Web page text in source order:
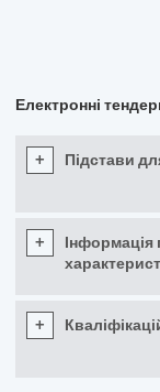
Електронні
+ Підстави
+
Інформація
+